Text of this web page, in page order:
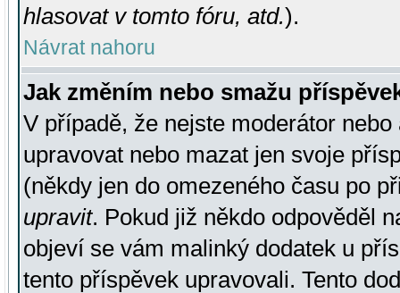
hlasovat v tomto fóru, atd.).
Návrat nahoru
Jak změním nebo smažu
V případě, že nejste moderátor
upravovat nebo mazat jen svoje
(někdy jen do omezeného času po
upravit. Pokud již někdo odpověděl
objeví se vám malinký dodatek u
tento příspěvek upravovali. Tento